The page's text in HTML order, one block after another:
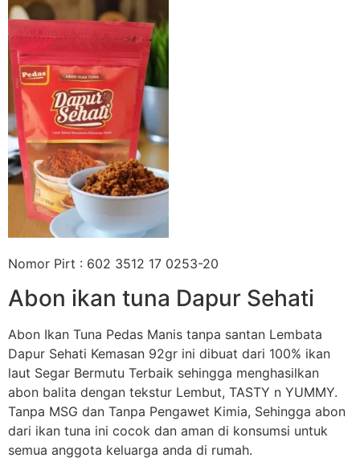
Nomor Pirt : 602 3512 17 0253-20
Abon ikan tuna Dapur Sehati
Abon Ikan Tuna Pedas Manis tanpa santan Lembata
Dapur Sehati Kemasan 92gr ini dibuat dari 100% ikan
laut Segar Bermutu Terbaik sehingga menghasilkan
abon balita dengan tekstur Lembut, TASTY n YUMMY.
Tanpa MSG dan Tanpa Pengawet Kimia, Sehingga abon
dari ikan tuna ini cocok dan aman di konsumsi untuk
semua anggota keluarga anda di rumah.